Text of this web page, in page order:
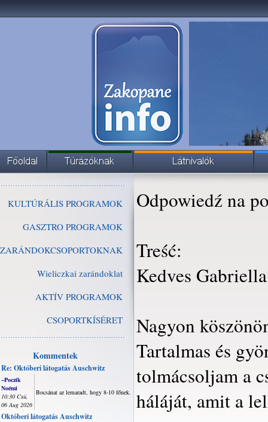
KULTÚRÁLIS PROGRAMOK
GASZTRO PROGRAMOK
ZARÁNDOKCSOPORTOKNAK
Wieliczkai zarándoklat
AKTÍV PROGRAMOK
CSOPORTKÍSÉRET
Kommentek
Re: Októberi látogatás Auschwitz
~Poczik
Noémi
10:30 Csü,
06 Aug 2026
Bocsánat az lemaradt, hogy 8-10 főnek.
Októberi látogatás Auschwitz
Odpowiedź na
Treść:
Kedves
Nagyon
Tartalmas és
tolmácsoljam a
háláját, amit a